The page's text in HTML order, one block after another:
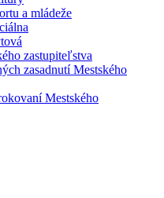
a mládeže
zastupiteľstva
zasadnutí Mestského
Mestského